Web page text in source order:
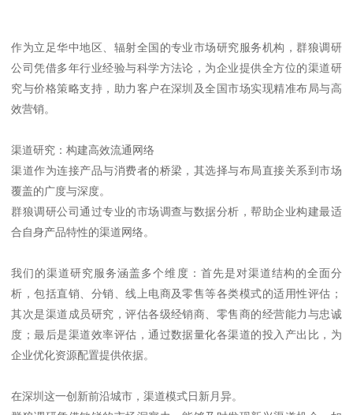
作为立足华中地区、辐射全国的专业市场研究服务机构，群狼调研
公司凭借多年行业经验与科学方法论，为企业提供全方位的渠道研
究与价格策略支持，助力客户在深圳及全国市场实现精准布局与高
效营销。
渠道研究：构建高效流通网络
渠道作为连接产品与消费者的桥梁，其选择与布局直接关系到市场
覆盖的广度与深度。
群狼调研公司通过专业的市场调查与数据分析，帮助企业构建最适
合自身产品特性的渠道网络。
我们的渠道研究服务涵盖多个维度：首先是对渠道结构的全面分
析，包括直销、分销、线上电商及零售等各类模式的适用性评估；
其次是渠道成员研究，评估各级经销商、零售商的经营能力与忠诚
度；最后是渠道效率评估，通过数据量化各渠道的投入产出比，为
企业优化资源配置提供依据。
在深圳这一创新前沿城市，渠道模式日新月异。